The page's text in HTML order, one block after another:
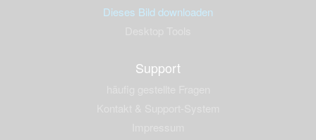
Dieses Bild downloaden
Support